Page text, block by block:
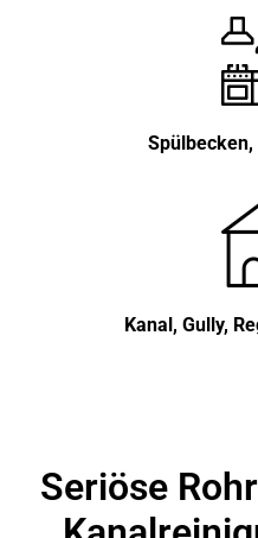
Kanal, Gully,
Seriöse